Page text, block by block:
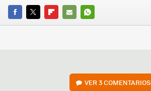
FACEBOOK
TWITTERFLIPBOARD
E-
WHATSAPP
VER3 COMENTARIOS